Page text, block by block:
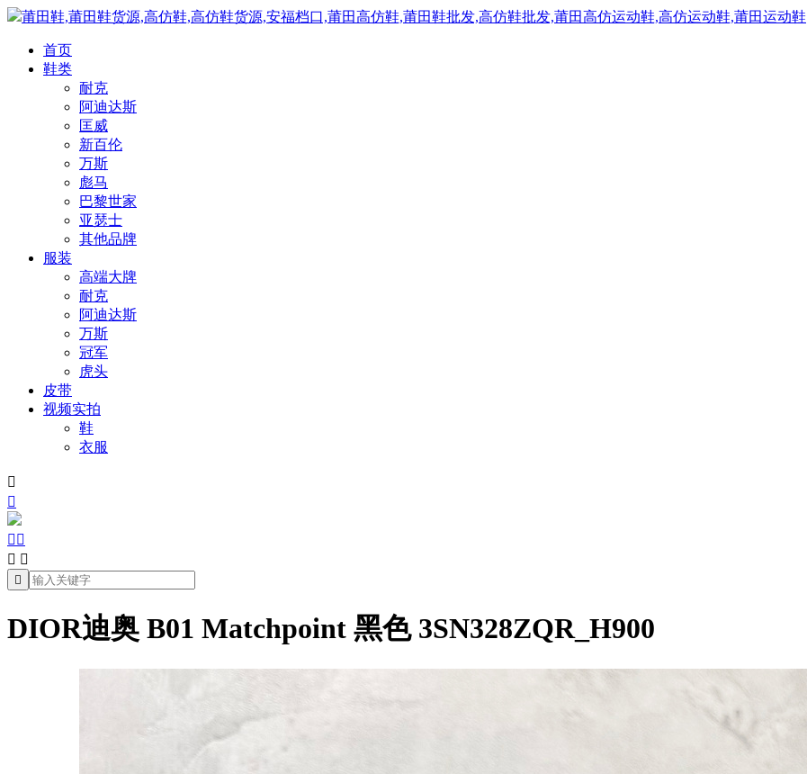
莆田鞋,莆田鞋货源,高仿鞋,高仿鞋货源,安福档口,莆田高仿鞋,莆田鞋批发,高仿鞋批发,莆田高仿运动鞋,高仿运动鞋,莆田运动鞋
首页
鞋类
耐克
阿迪达斯
匡威
新百伦
万斯
彪马
巴黎世家
亚瑟士
其他品牌
服装
高端大牌
耐克
阿迪达斯
万斯
冠军
虎头
皮带
视频实拍
鞋
衣服


 
 

DIOR迪奥 B01 Matchpoint 黑色 3SN328ZQR_H900